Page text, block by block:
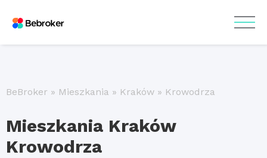
BeBroker » Mieszkania » Kraków » Krowodrza
Mieszkania Kraków
Krowodrza